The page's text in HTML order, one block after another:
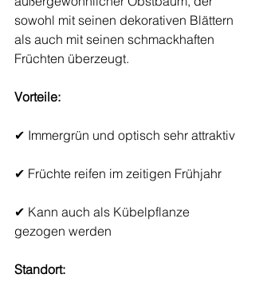
sowohl mit seinen dekorativen Blättern
als auch mit seinen schmackhaften
Früchten überzeugt.
Vorteile:
✔ Immergrün und optisch sehr attraktiv
✔ Früchte reifen im zeitigen Frühjahr
✔ Kann auch als Kübelpflanze
gezogen werden
Standort: